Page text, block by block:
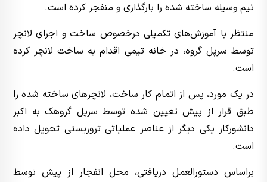
تیم وسیله ساخته شده را بارگذاری و منفجر کرده است.
منتظر با آموزش‌های تکمیلی درخصوص ساخت و اجرای لانچر
توسط سرپل گروه، در خانه تیمی اقدام به ساخت لانچر کرده
است.
در یک مورد، پس از اتمام کار ساخت، لانچر‌های ساخته شده را
طبق قرار از پیش تعیین شده توسط سرپل گروهک به اکبر
دانشورکار یکی دیگر از عناصر عملیاتی تروریستی تحویل داده
است.
براساس دستورالعمل دریافتی، محل انفجار از پیش توسط